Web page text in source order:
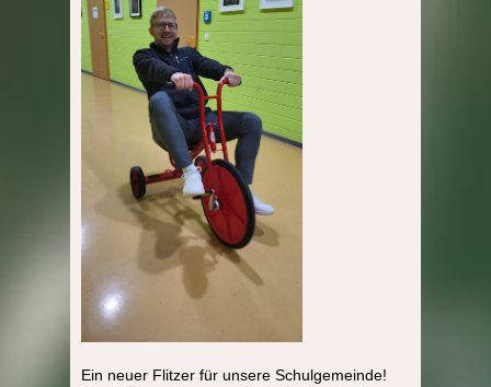
Ein neuer Flitzer für unsere Schulgemeinde!